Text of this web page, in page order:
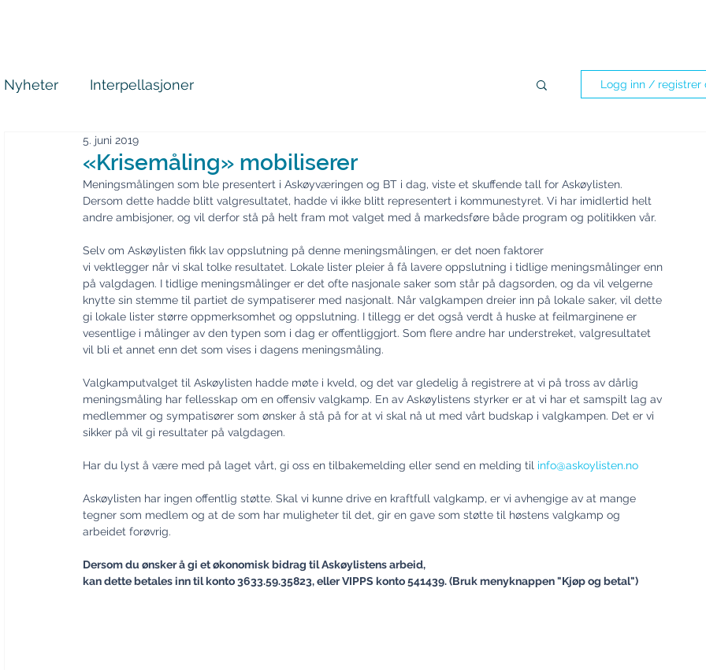
Nyheter Interpellasjoner Logg inn / registrer
«Krisemåling» mobiliserer
5. juni 2019
Meningsmålingen som ble presentert i Askøyværingen og BT i dag, viste et skuffende tall for Askøylisten.
Dersom dette hadde blitt valgresultatet, hadde vi ikke blitt representert i kommunestyret. Vi har imidlertid helt
andre ambisjoner, og vil derfor stå på helt fram mot valget med å markedsføre både program og politikken vår.
Selv om Askøylisten fikk lav oppslutning på denne meningsmålingen, er det noen faktorer
vi vektlegger når vi skal tolke resultatet. Lokale lister pleier å få lavere oppslutning i tidlige meningsmålinger enn
på valgdagen. I tidlige meningsmålinger er det ofte nasjonale saker som står på dagsorden, og da vil velgerne
knytte sin stemme til partiet de sympatiserer med nasjonalt. Når valgkampen dreier inn på lokale saker, vil dette
gi lokale lister større oppmerksomhet og oppslutning. I tillegg er det også verdt å huske at feilmarginene er
vesentlige i målinger av den typen som i dag er offentliggjort. Som flere andre har understreket, valgresultatet
vil bli et annet enn det som vises i dagens meningsmåling.
Valgkamputvalget til Askøylisten hadde møte i kveld, og det var gledelig å registrere at vi på tross av dårlig
meningsmåling har fellesskap om en offensiv valgkamp. En av Askøylistens styrker er at vi har et samspilt lag av
medlemmer og sympatisører som ønsker å stå på for at vi skal nå ut med vårt budskap i valgkampen. Det er vi
sikker på vil gi resultater på valgdagen.
Har du lyst å være med på laget vårt, gi oss en tilbakemelding eller send en melding til info@askoylisten.no
Askøylisten har ingen offentlig støtte. Skal vi kunne drive en kraftfull valgkamp, er vi avhengige av at mange
tegner som medlem og at de som har muligheter til det, gir en gave som støtte til høstens valgkamp og
arbeidet forøvrig.
Dersom du ønsker å gi et økonomisk bidrag til Askøylistens arbeid,
kan dette betales inn til konto 3633.59.35823, eller VIPPS konto 541439. (Bruk menyknappen "Kjøp og betal")